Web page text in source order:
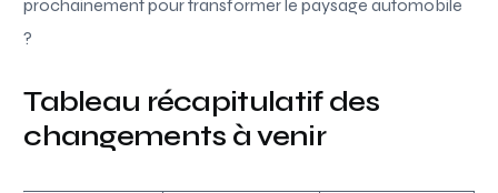
prochainement pour transformer le paysage automobile
?
Tableau récapitulatif des
changements à venir